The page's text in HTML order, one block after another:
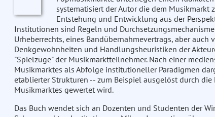
systematisiert der Autor die dem
Entstehung und Entwicklung aus der
Institutionen sind Regeln und
Urheberrechts, eines Bandübernahmevertrags, aber
Denkgewohnheiten und Handlungsheuristiken der
"Spielzüge" der Musikmarktteilnehmer. Nach einer
Musikmarktes als Abfolge institutioneller Paradigmen
etablierter Strukturen -- zum Beispiel ausgelöst durch
Musikmarktes gewertet wird.
Das Buch wendet sich an Dozenten und Studenten der